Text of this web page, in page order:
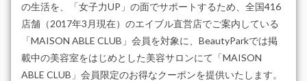
の生活を、「女子力UP」の面でサポートするため、全国416
店舗（2017年3月現在）のエイブル直営店でご案内している
「MAISON ABLE CLUB」会員を対象に、BeautyParkでは掲
載中の美容室をはじめとした美容サロンにて「MAISON
ABLE CLUB」会員限定のお得なクーポンを提供いたします。